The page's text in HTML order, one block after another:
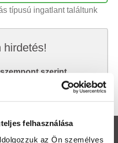
felhasználása
az Ön személyes
típusú ingatlant találtunk
hirdetés!
szerint
amit keresel.